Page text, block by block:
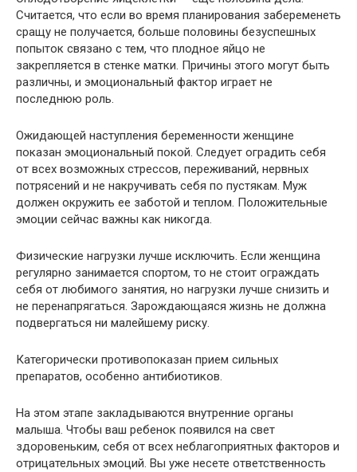
Считается, что если во время планирования забеременеть
сращу не получается, больше половины безуспешных
попыток связано с тем, что плодное яйцо не
закрепляется в стенке матки. Причины этого могут быть
различны, и эмоциональный фактор играет не
последнюю роль.
Ожидающей наступления беременности женщине
показан эмоциональный покой. Следует оградить себя
от всех возможных стрессов, переживаний, нервных
потрясений и не накручивать себя по пустякам. Муж
должен окружить ее заботой и теплом. Положительные
эмоции сейчас важны как никогда.
Физические нагрузки лучше исключить. Если женщина
регулярно занимается спортом, то не стоит ограждать
себя от любимого занятия, но нагрузки лучше снизить и
не перенапрягаться. Зарождающаяся жизнь не должна
подвергаться ни малейшему риску.
Категорически противопоказан прием сильных
препаратов, особенно антибиотиков.
На этом этапе закладываются внутренние органы
малыша. Чтобы ваш ребенок появился на свет
здоровеньким, себя от всех неблагоприятных факторов и
отрицательных эмоций. Вы уже несете ответственность